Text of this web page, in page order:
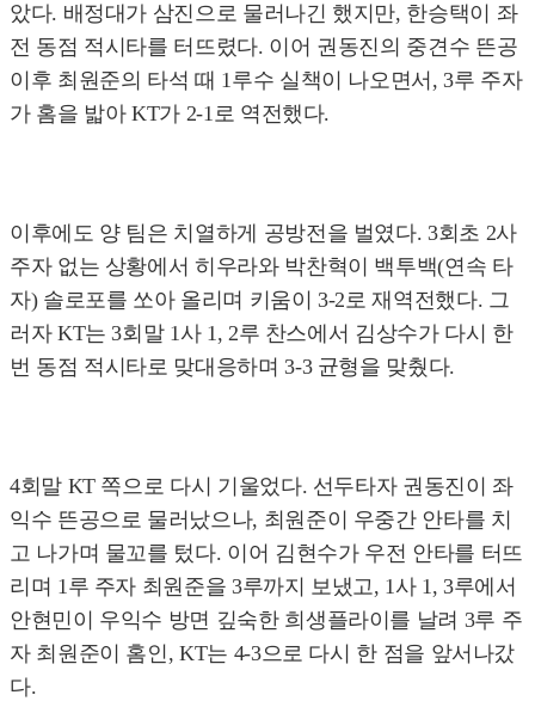
았다. 배정대가 삼진으로 물러나긴 했지만, 한승택이 좌
전 동점 적시타를 터뜨렸다. 이어 권동진의 중견수 뜬공
이후 최원준의 타석 때 1루수 실책이 나오면서, 3루 주자
가 홈을 밟아 KT가 2-1로 역전했다.
이후에도 양 팀은 치열하게 공방전을 벌였다. 3회초 2사
주자 없는 상황에서 히우라와 박찬혁이 백투백(연속 타
자) 솔로포를 쏘아 올리며 키움이 3-2로 재역전했다. 그
러자 KT는 3회말 1사 1, 2루 찬스에서 김상수가 다시 한
번 동점 적시타로 맞대응하며 3-3 균형을 맞췄다.
4회말 KT 쪽으로 다시 기울었다. 선두타자 권동진이 좌
익수 뜬공으로 물러났으나, 최원준이 우중간 안타를 치
고 나가며 물꼬를 텄다. 이어 김현수가 우전 안타를 터뜨
리며 1루 주자 최원준을 3루까지 보냈고, 1사 1, 3루에서
안현민이 우익수 방면 깊숙한 희생플라이를 날려 3루 주
자 최원준이 홈인, KT는 4-3으로 다시 한 점을 앞서나갔
다.